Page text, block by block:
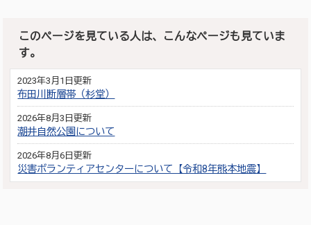
このページを見ている人は、こんなページも見ていま
す。
2023年3月1日更新
布田川断層帯（杉堂）
2026年8月3日更新
潮井自然公園について
2026年8月6日更新
災害ボランティアセンターについて【令和8年熊本地震】